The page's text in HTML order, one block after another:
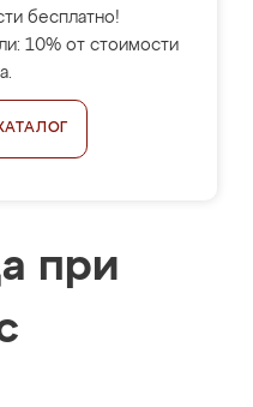
бесплатно!
10% от стоимости
при